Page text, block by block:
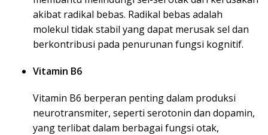
akibat radikal bebas. Radikal bebas adalah
molekul tidak stabil yang dapat merusak sel dan
berkontribusi pada penurunan fungsi kognitif.
Vitamin B6
Vitamin B6 berperan penting dalam produksi
neurotransmiter, seperti serotonin dan dopamin,
yang terlibat dalam berbagai fungsi otak,